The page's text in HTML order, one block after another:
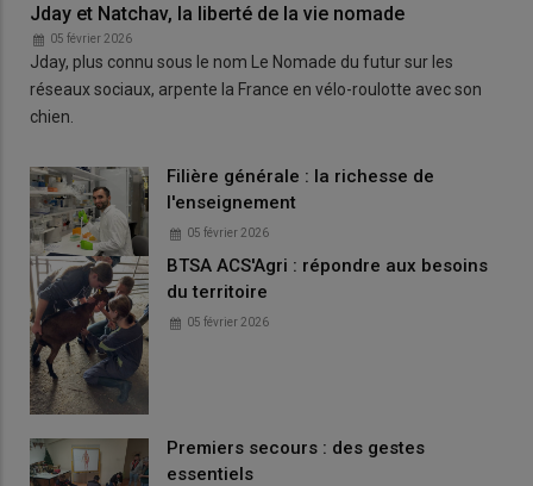
Jday et Natchav, la liberté de la vie nomade
05 février 2026
Jday, plus connu sous le nom Le Nomade du futur sur les
réseaux sociaux, arpente la France en vélo-roulotte avec son
chien.
Filière générale : la richesse de
l'enseignement
05 février 2026
BTSA ACS'Agri : répondre aux besoins
du territoire
05 février 2026
Premiers secours : des gestes
essentiels